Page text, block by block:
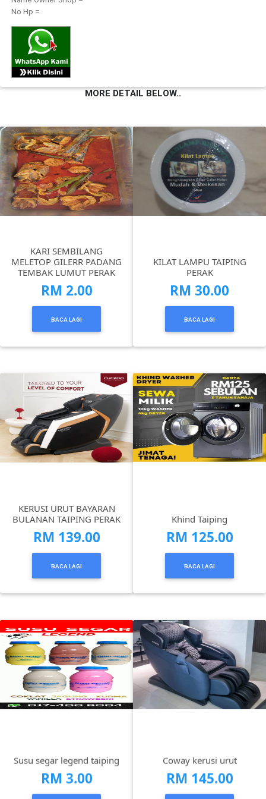
No Hp =
MORE DETAIL BELOW..
KARI SEMBILANG
MELETOP GILERR PADANG
TEMBAK LUMUT PERAK
RM 2.00
BACA LAGI
KILAT LAMPU TAIPING
PERAK
RM 30.00
BACA LAGI
KERUSI URUT BAYARAN
BULANAN TAIPING PERAK
RM 139.00
BACA LAGI
Khind Taiping
RM 125.00
BACA LAGI
Susu segar legend taiping
RM 3.00
Coway kerusi urut
RM 145.00
FESYEN
WANITA(0)
KECANTIKAN(7)
LELAKI(0)
MINYAK
WANGI(8)
DERMA
DAN
INFAK(0)
TUDUNG(0)
PEMBORONG(2)
PRODUK
DIGITAL(29)
PERNIAGAAN(41)
KENDERAAN(6)
SUKAN/HOBI(2)
PERCUTIAN
&
PELANCONGAN(1)
&
BARANG